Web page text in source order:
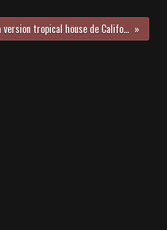
La version tropical house de California Dreamin par Freischwimmer !